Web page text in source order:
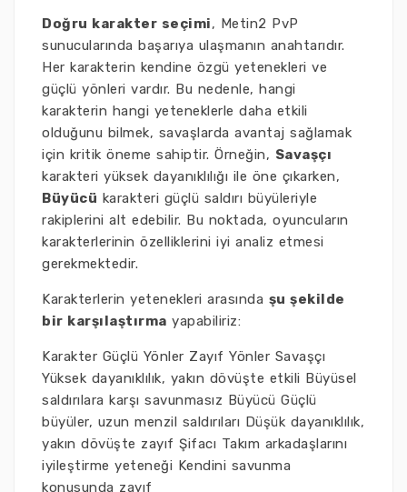
Doğru karakter seçimi, Metin2 PvP
sunucularında başarıya ulaşmanın anahtarıdır.
Her karakterin kendine özgü yetenekleri ve
güçlü yönleri vardır. Bu nedenle, hangi
karakterin hangi yeteneklerle daha etkili
olduğunu bilmek, savaşlarda avantaj sağlamak
için kritik öneme sahiptir. Örneğin, Savaşçı
karakteri yüksek dayanıklılığı ile öne çıkarken,
Büyücü karakteri güçlü saldırı büyüleriyle
rakiplerini alt edebilir. Bu noktada, oyuncuların
karakterlerinin özelliklerini iyi analiz etmesi
gerekmektedir.
Karakterlerin yetenekleri arasında şu şekilde
bir karşılaştırma yapabiliriz:
Karakter Güçlü Yönler Zayıf Yönler Savaşçı
Yüksek dayanıklılık, yakın dövüşte etkili Büyüsel
saldırılara karşı savunmasız Büyücü Güçlü
büyüler, uzun menzil saldırıları Düşük dayanıklılık,
yakın dövüşte zayıf Şifacı Takım arkadaşlarını
iyileştirme yeteneği Kendini savunma
konusunda zayıf